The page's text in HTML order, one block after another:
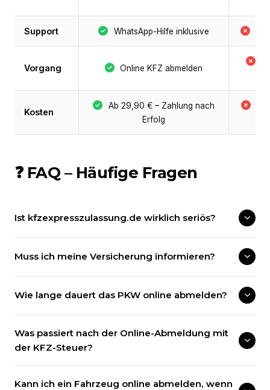
Support WhatsApp-Hilfe inklusive
Vorgang Online KFZ abmelden
Kosten
Ab 29,90 € – Zahlung nach
Erfolg
❓ FAQ – Häufige Fragen
Ist kfzexpresszulassung.de wirklich seriös?
Muss ich meine Versicherung informieren?
Wie lange dauert das PKW online abmelden?
Was passiert nach der Online-Abmeldung mit
der KFZ-Steuer?
Kann ich ein Fahrzeug online abmelden, wenn